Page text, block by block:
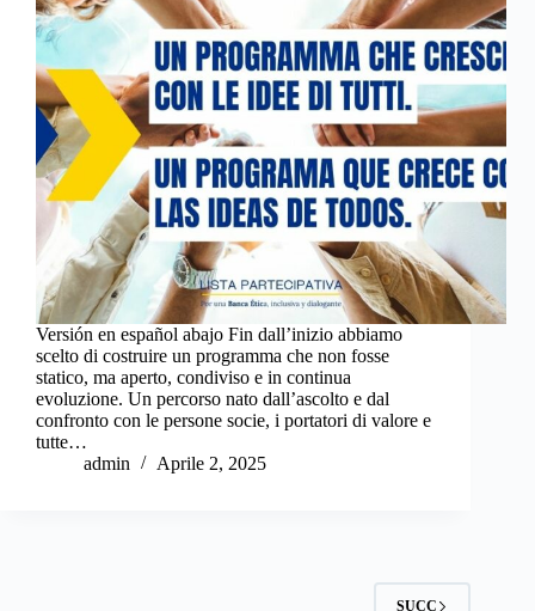
Versión en español abajo Fin dall’inizio abbiamo
scelto di costruire un programma che non fosse
statico, ma aperto, condiviso e in continua
evoluzione. Un percorso nato dall’ascolto e dal
confronto con le persone socie, i portatori di valore e
tutte…
admin
Aprile 2, 2025
SUCC